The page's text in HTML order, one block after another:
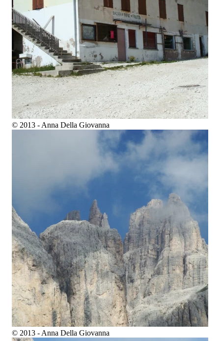
© 2013 - Anna Della Giovanna
© 2013 - Anna Della Giovanna